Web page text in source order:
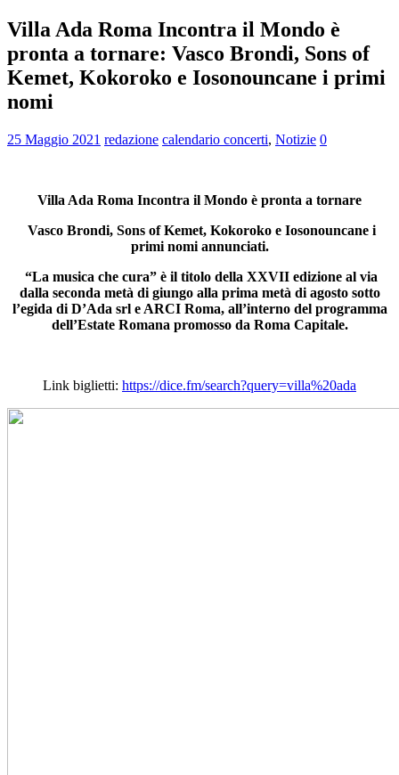
Villa Ada Roma Incontra il Mondo è
pronta a tornare: Vasco Brondi, Sons of
Kemet, Kokoroko e Iosonouncane i primi
nomi
25 Maggio 2021 redazione calendario concerti, Notizie 0
Villa Ada Roma Incontra il Mondo è pronta a tornare
Vasco Brondi, Sons of Kemet, Kokoroko e Iosonouncane i
primi nomi annunciati.
“La musica che cura” è il titolo della XXVII edizione al via
dalla seconda metà di giungo alla prima metà di agosto sotto
l’egida di D’Ada srl e ARCI Roma, all’interno del programma
dell’Estate Romana promosso da Roma Capitale.
Link biglietti: https://dice.fm/search?query=villa%20ada